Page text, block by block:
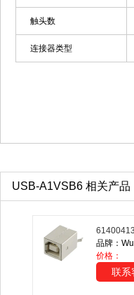
触头数
连接器类型
USB-A1VSB6 相关产品
品牌：
价格：
联系